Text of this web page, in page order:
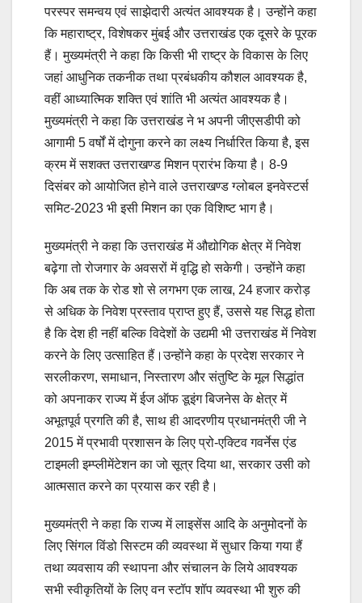
परस्पर समन्वय एवं साझेदारी अत्यंत आवश्यक है। उन्होंने कहा
कि महाराष्ट्र, विशेषकर मुंबई और उत्तराखंड एक दूसरे के पूरक
हैं। मुख्यमंत्री ने कहा कि किसी भी राष्ट्र के विकास के लिए
जहां आधुनिक तकनीक तथा प्रबंधकीय कौशल आवश्यक है,
वहीं आध्यात्मिक शक्ति एवं शांति भी अत्यंत आवश्यक है।
मुख्यमंत्री ने कहा कि उत्तराखंड ने भ अपनी जीएसडीपी को
आगामी 5 वर्षों में दोगुना करने का लक्ष्य निर्धारित किया है, इस
क्रम में सशक्त उत्तराखण्ड मिशन प्रारंभ किया है। 8-9
दिसंबर को आयोजित होने वाले उत्तराखण्ड ग्लोबल इनवेस्टर्स
समिट-2023 भी इसी मिशन का एक विशिष्ट भाग है।
मुख्यमंत्री ने कहा कि उत्तराखंड में औद्योगिक क्षेत्र में निवेश
बढ़ेगा तो रोजगार के अवसरों में वृद्धि हो सकेगी। उन्होंने कहा
कि अब तक के रोड शो से लगभग एक लाख, 24 हजार करोड़
से अधिक के निवेश प्रस्ताव प्राप्त हुए हैं, उससे यह सिद्ध होता
है कि देश ही नहीं बल्कि विदेशों के उद्यमी भी उत्तराखंड में निवेश
करने के लिए उत्साहित हैं।उन्होंने कहा के प्रदेश सरकार ने
सरलीकरण, समाधान, निस्तारण और संतुष्टि के मूल सिद्धांत
को अपनाकर राज्य में ईज ऑफ डूइंग बिजनेस के क्षेत्र में
अभूतपूर्व प्रगति की है, साथ ही आदरणीय प्रधानमंत्री जी ने
2015 में प्रभावी प्रशासन के लिए प्रो-एक्टिव गवर्नेस एंड
टाइमली इम्प्लीमेंटेशन का जो सूत्र दिया था, सरकार उसी को
आत्मसात करने का प्रयास कर रही है।
मुख्यमंत्री ने कहा कि राज्य में लाइसेंस आदि के अनुमोदनों के
लिए सिंगल विंडो सिस्टम की व्यवस्था में सुधार किया गया हैं
तथा व्यवसाय की स्थापना और संचालन के लिये आवश्यक
सभी स्वीकृतियों के लिए वन स्टॉप शॉप व्यवस्था भी शुरु की